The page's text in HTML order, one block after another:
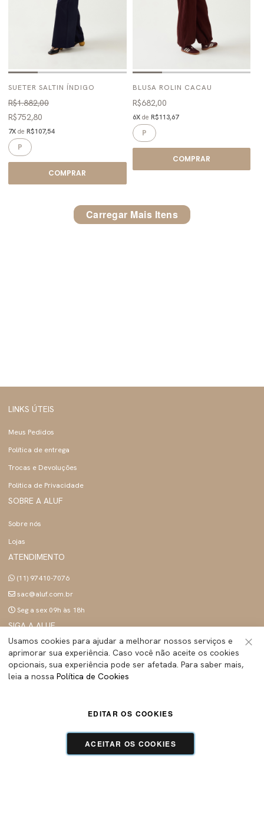
SUETER SALTIN ÍNDIGO
R$1.882,00
R$752,80
7X de R$107,54
P
COMPRAR
BLUSA ROLIN CACAU
R$682,00
6X de R$113,67
P
COMPRAR
Carregar Mais Itens
LINKS ÚTEIS
Meus Pedidos
Política de entrega
Trocas e Devoluções
Politica de Privacidade
SOBRE A ALUF
Sobre nós
Lojas
ATENDIMENTO
(11) 97410-7076
sac@aluf.com.br
Seg a sex 09h às 18h
SIGA A ALUF
Dizy Commerce
Usamos cookies para ajudar a melhorar nossos serviços e
aprimorar sua experiência. Caso você não aceite os cookies
opcionais, sua experiência pode ser afetada. Para saber mais,
leia a nossa Política de Cookies
ACEITAR OS COOKIES
EDITAR OS COOKIES